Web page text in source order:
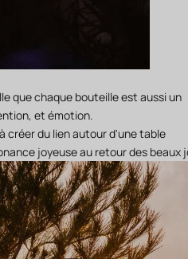
que chaque bouteille est aussi un
et émotion.
créer du lien autour d'une table
joyeuse au retour des beaux